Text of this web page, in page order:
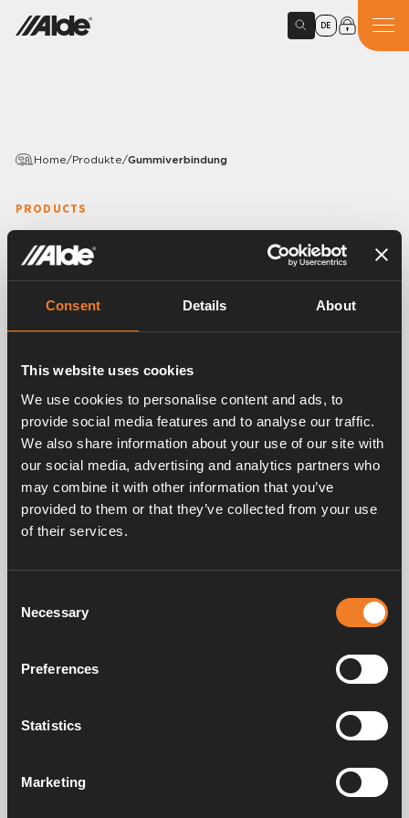
Consent Details About
This website uses cookies
We use cookies to personalise content and ads, to
provide social media features and to analyse our traffic.
We also share information about your use of our site with
our social media, advertising and analytics partners who
may combine it with other information that you’ve
provided to them or that they’ve collected from your use
of their services.
Selection
Necessary
Preferences
Statistics
Marketing
DE
Home/Produkte/Gummiverbindung
PRODUCTS
Gummiverbindung
Variants
Article number:1900505
Gummi-U.
EPDM 21,4 x 4,25 mm.
VPE 25 Stück.
Handbücher und Broschüren
FAQ